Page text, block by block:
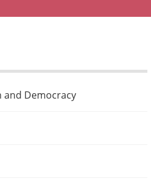
and Democracy